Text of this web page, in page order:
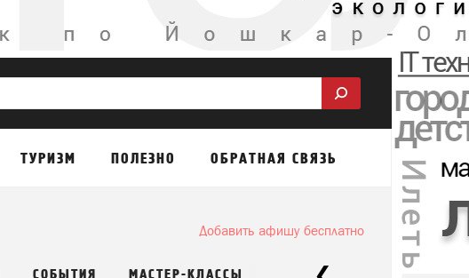
ТУРИЗМ ПОЛЕЗНО ОБРАТНАЯ СВЯЗЬ
Добавить афишу бесплатно